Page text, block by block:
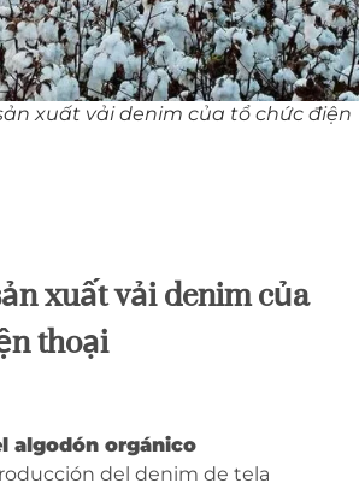
xuất vải denim của tổ chức điện
xuất vải denim của
thoại
algodón orgánico
del denim de tela